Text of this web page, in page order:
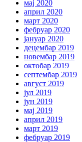
мај 2020
април 2020
март 2020
фебруар 2020
јануар 2020
децембар 2019
новембар 2019
октобар 2019
септембар 2019
август 2019
јул 2019
јун 2019
мај 2019
април 2019
март 2019
фебруар 2019